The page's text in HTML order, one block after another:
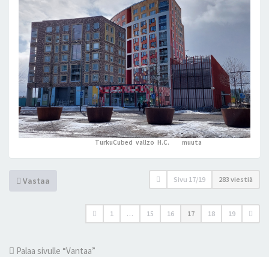
TurkuCubed ,vallzo ,H.C. ja 6muuta
Vastaa Sivu 17/19 283 viestiä
1 … 15 16 17 18 19
Palaa sivulle “Vantaa”